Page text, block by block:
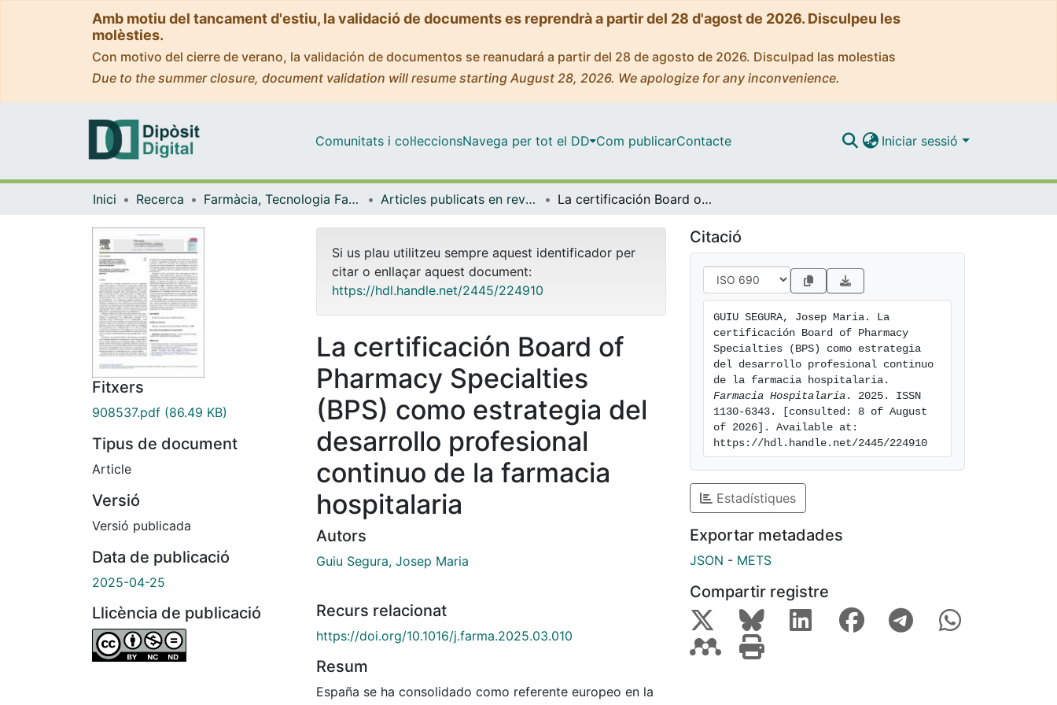
Amb motiu del tancament d'estiu, la validació de documents es reprendrà a partir del 28 d'agost de 2026. Disculpeu les
molèsties.
Con motivo del cierre de verano, la validación de documentos se reanudará a partir del 28 de agosto de 2026. Disculpad las molestias
Due to the summer closure, document validation will resume starting August 28, 2026. We apologize for any inconvenience.
Comunitats i col·leccionsNavega per tot el DD Com publicarContacte Iniciar sessió
Inici Recerca Farmàcia, Tecnologia Farmacèutica i Fisicoquímica Articles publicats en revistes (Farmàcia, Tecnologia Farmacèutica i Fisicoquímica) La certificación Board of Pharmacy Specialties (BPS) como estrategia del desarrollo profesional continuo de la farmacia hospitalaria
Fitxers
908537.pdf (86.49 KB)
Tipus de document
Article
Versió
Versió publicada
Data de publicació
2025-04-25
Llicència de publicació
Si us plau utilitzeu sempre aquest identificador per
citar o enllaçar aquest document:
https://hdl.handle.net/2445/224910
La certificación Board of
Pharmacy Specialties
(BPS) como estrategia del
desarrollo profesional
continuo de la farmacia
hospitalaria
Autors
Guiu Segura, Josep Maria
Recurs relacionat
https://doi.org/10.1016/j.farma.2025.03.010
Resum
España se ha consolidado como referente europeo en la
Citació
GUIU SEGURA, Josep Maria. La
certificación Board of Pharmacy
Specialties (BPS) como estrategia
del desarrollo profesional continuo
Farmacia Hospitalaria . 2025. ISSN
1130-6343. [consulted: 8 of August
of 2026]. Available at:
https://hdl.handle.net/2445/224910
Estadístiques
Exportar metadades
JSON - METS
Compartir registre